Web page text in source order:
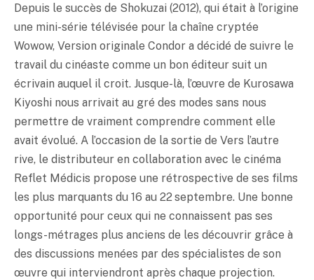
Depuis le succès de Shokuzai (2012), qui était à l’origine
une mini-série télévisée pour la chaîne cryptée
Wowow, Version originale Condor a décidé de suivre le
travail du cinéaste comme un bon éditeur suit un
écrivain auquel il croit. Jusque-là, l’œuvre de Kurosawa
Kiyoshi nous arrivait au gré des modes sans nous
permettre de vraiment comprendre comment elle
avait évolué. A l’occasion de la sortie de Vers l’autre
rive, le distributeur en collaboration avec le cinéma
Reflet Médicis propose une rétrospective de ses films
les plus marquants du 16 au 22 septembre. Une bonne
opportunité pour ceux qui ne connaissent pas ses
longs-métrages plus anciens de les découvrir grâce à
des discussions menées par des spécialistes de son
œuvre qui interviendront après chaque projection.